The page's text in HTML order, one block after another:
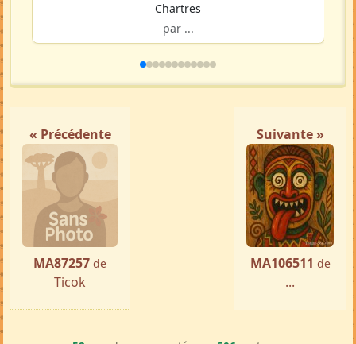
Chartres
par ...
« Précédente
MA87257 de
Ticok
Suivante »
MA106511 de
...